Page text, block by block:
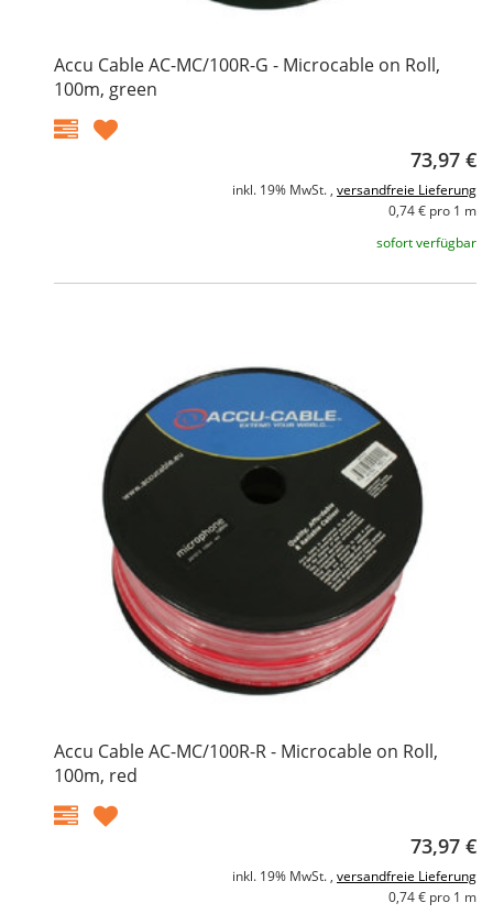
Accu Cable AC-MC/100R-G - Microcable on Roll,
100m, green
73,97 €
inkl. 19% MwSt. , versandfreie Lieferung
0,74 € pro 1 m
sofort verfügbar
Accu Cable AC-MC/100R-R - Microcable on Roll,
100m, red
73,97 €
inkl. 19% MwSt. , versandfreie Lieferung
0,74 € pro 1 m